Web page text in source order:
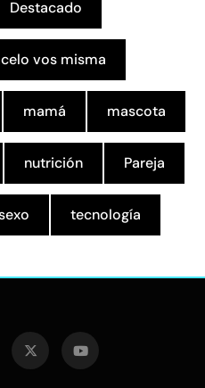
Destacado
vos misma
mamá mascota
nutrición Pareja
tecnología